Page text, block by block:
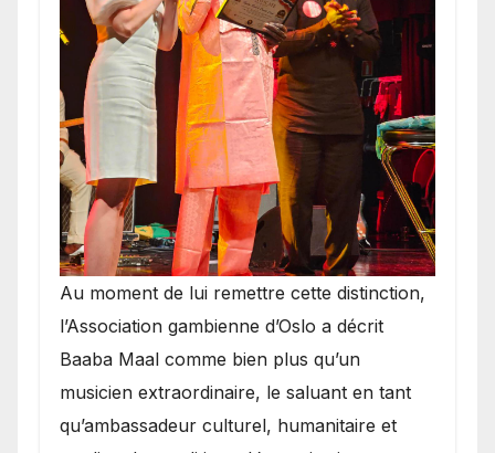
​Au moment de lui remettre cette distinction,
l’Association gambienne d’Oslo a décrit
Baaba Maal comme bien plus qu’un
musicien extraordinaire, le saluant en tant
qu’ambassadeur culturel, humanitaire et